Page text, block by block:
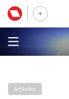
Artikelen